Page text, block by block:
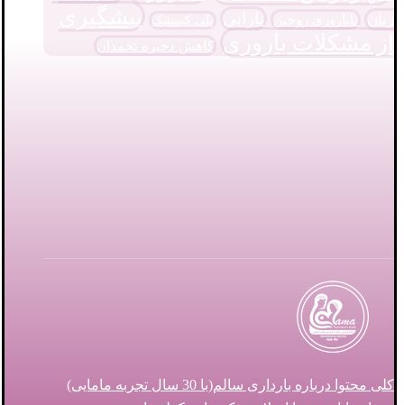
زنان
ناباروری زوجین نازایی پلی کیستیک
پیشگیری
از مشکلات باروری
کاهش ذخیره تخمدان
کلی محتوا درباره بارداری سالم(با 30 سال تجربه مامایی)